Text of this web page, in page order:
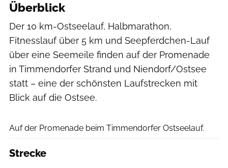
Überblick
Der 10 km-Ostseelauf, Halbmarathon,
Fitnesslauf über 5 km und Seepferdchen-Lauf
über eine Seemeile finden auf der Promenade
in Timmendorfer Strand und Niendorf/Ostsee
statt – eine der schönsten Laufstrecken mit
Blick auf die Ostsee.
Auf der Promenade beim Timmendorfer Ostseelauf.
Strecke